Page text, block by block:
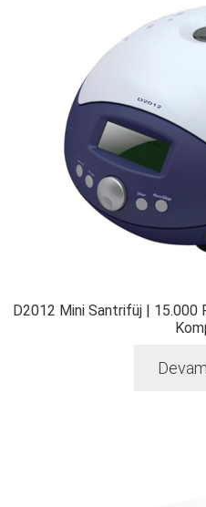
D2012 Mini Santrifüj | 15.000